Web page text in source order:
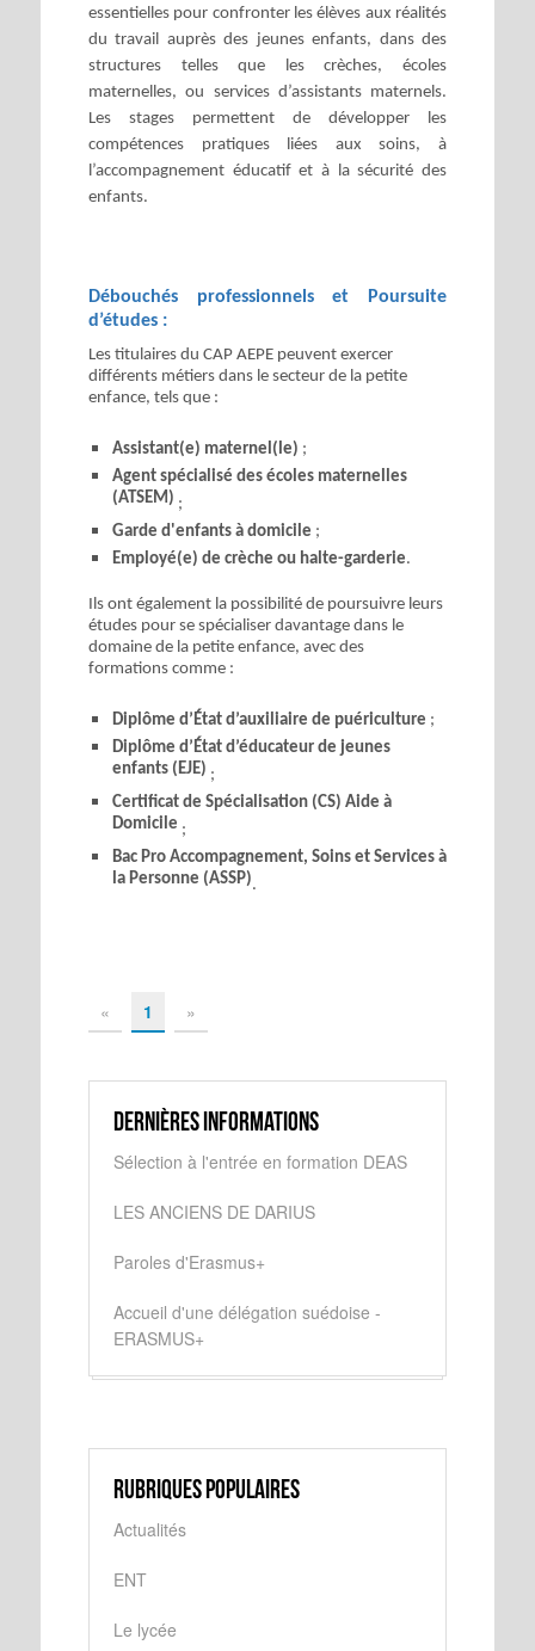
essentielles pour confronter les élèves aux réalités
du travail auprès des jeunes enfants, dans des
structures telles que les crèches, écoles
maternelles, ou services d’assistants maternels.
Les stages permettent de développer les
compétences pratiques liées aux soins, à
l’accompagnement éducatif et à la sécurité des
enfants.
Débouchés professionnels et Poursuite
d’études :
Les titulaires du CAP AEPE peuvent exercer
différents métiers dans le secteur de la petite
enfance, tels que :
Assistant(e) maternel(le) ;
Agent spécialisé des écoles maternelles
(ATSEM) ;
Garde d'enfants à domicile ;
Employé(e) de crèche ou halte-garderie.
Ils ont également la possibilité de poursuivre leurs
études pour se spécialiser davantage dans le
domaine de la petite enfance, avec des
formations comme :
Diplôme d’État d’auxiliaire de puériculture ;
Diplôme d’État d’éducateur de jeunes
enfants (EJE) ;
Certificat de Spécialisation (CS) Aide à
Domicile ;
Bac Pro Accompagnement, Soins et Services à
la Personne (ASSP).
« 1 »
Dernières informations
Sélection à l'entrée en formation DEAS
LES ANCIENS DE DARIUS
Paroles d'Erasmus+
Accueil d'une délégation suédoise -
ERASMUS+
Rubriques populaires
Actualités
ENT
Le lycée